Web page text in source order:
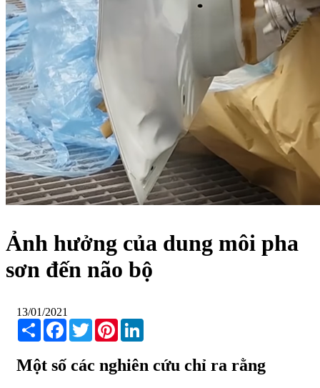
Ảnh hưởng của dung môi pha
sơn đến não bộ
13/01/2021
Share Facebook
TwitterPinterest
Một số các nghiên cứu chỉ ra rằng